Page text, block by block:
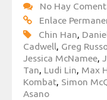
No Hay
Enlace
Chin Han,
Cadwell, Greg
Jessica McNamee,
Tan, Ludi Lin, Max
Kombat, Simon
Asano